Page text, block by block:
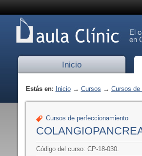
Inicio
Estás en: Inicio→ Cursos → Cursos de
Cursos de perfeccionamiento
Código del curso: CP-18-030.